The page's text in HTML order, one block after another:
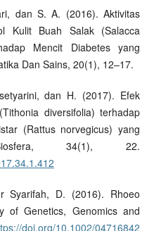
dan S. A. (2016). Aktivitas
Kulit Buah Salak (Salacca
Mencit Diabetes yang
Dan Sains, 20(1), 12–17.
dan H. (2017). Efek
diversifolia) terhadap
(Rattus norvegicus) yang
34(1), 22.
Syarifah, D. (2016). Rhoeo
of Genetics, Genomics and
doi.org/10.1002/04716842